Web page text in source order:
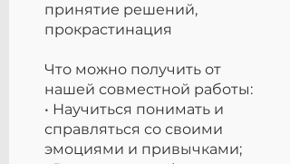
принятие решений,
прокрастинация
Что можно получить от
нашей совместной работы:
• Научиться понимать и
справляться со своими
эмоциями и привычками;